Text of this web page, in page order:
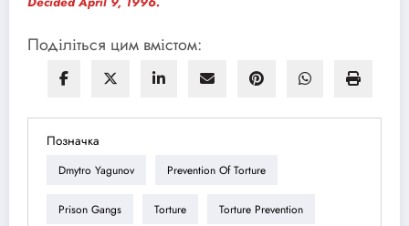
Поділіться цим вмістом:
Позначка
Dmytro Yagunov Prevention Of Torture
Prison Gangs Torture Torture Prevention